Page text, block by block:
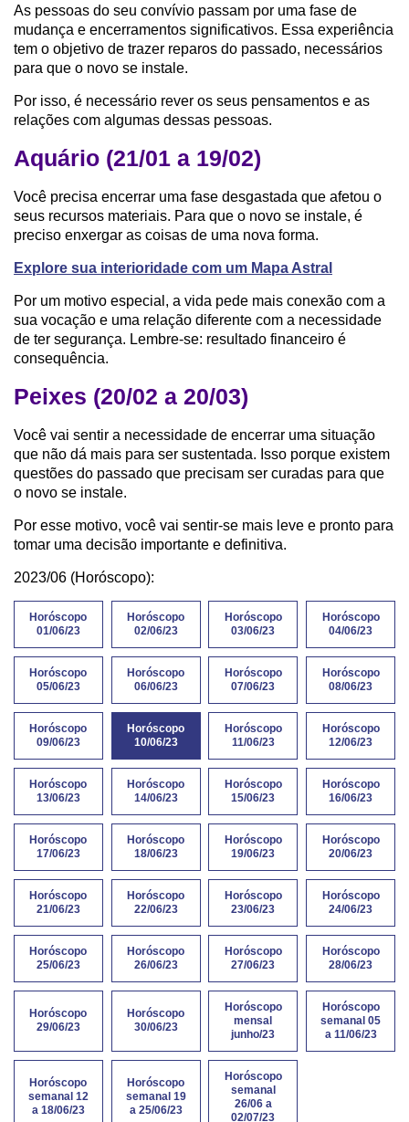
As pessoas do seu convívio passam por uma fase de
mudança e encerramentos significativos. Essa experiência
tem o objetivo de trazer reparos do passado, necessários
para que o novo se instale.
Por isso, é necessário rever os seus pensamentos e as
relações com algumas dessas pessoas.
Aquário (21/01 a 19/02)
Você precisa encerrar uma fase desgastada que afetou o
seus recursos materiais. Para que o novo se instale, é
preciso enxergar as coisas de uma nova forma.
Explore sua interioridade com um Mapa Astral
Por um motivo especial, a vida pede mais conexão com a
sua vocação e uma relação diferente com a necessidade
de ter segurança. Lembre-se: resultado financeiro é
consequência.
Peixes (20/02 a 20/03)
Você vai sentir a necessidade de encerrar uma situação
que não dá mais para ser sustentada. Isso porque existem
questões do passado que precisam ser curadas para que
o novo se instale.
Por esse motivo, você vai sentir-se mais leve e pronto para
tomar uma decisão importante e definitiva.
2023/06 (Horóscopo):
Horóscopo
01/06/23
Horóscopo
02/06/23
Horóscopo
03/06/23
Horóscopo
04/06/23
Horóscopo
05/06/23
Horóscopo
06/06/23
Horóscopo
07/06/23
Horóscopo
08/06/23
Horóscopo
09/06/23
Horóscopo
10/06/23
Horóscopo
11/06/23
Horóscopo
12/06/23
Horóscopo
13/06/23
Horóscopo
14/06/23
Horóscopo
15/06/23
Horóscopo
16/06/23
Horóscopo
17/06/23
Horóscopo
18/06/23
Horóscopo
19/06/23
Horóscopo
20/06/23
Horóscopo
21/06/23
Horóscopo
22/06/23
Horóscopo
23/06/23
Horóscopo
24/06/23
Horóscopo
25/06/23
Horóscopo
26/06/23
Horóscopo
27/06/23
Horóscopo
28/06/23
Horóscopo
29/06/23
Horóscopo
30/06/23
Horóscopo
mensal
junho/23
Horóscopo
semanal 05
a 11/06/23
Horóscopo
semanal 12
a 18/06/23
Horóscopo
semanal 19
a 25/06/23
Horóscopo
semanal
26/06 a
02/07/23